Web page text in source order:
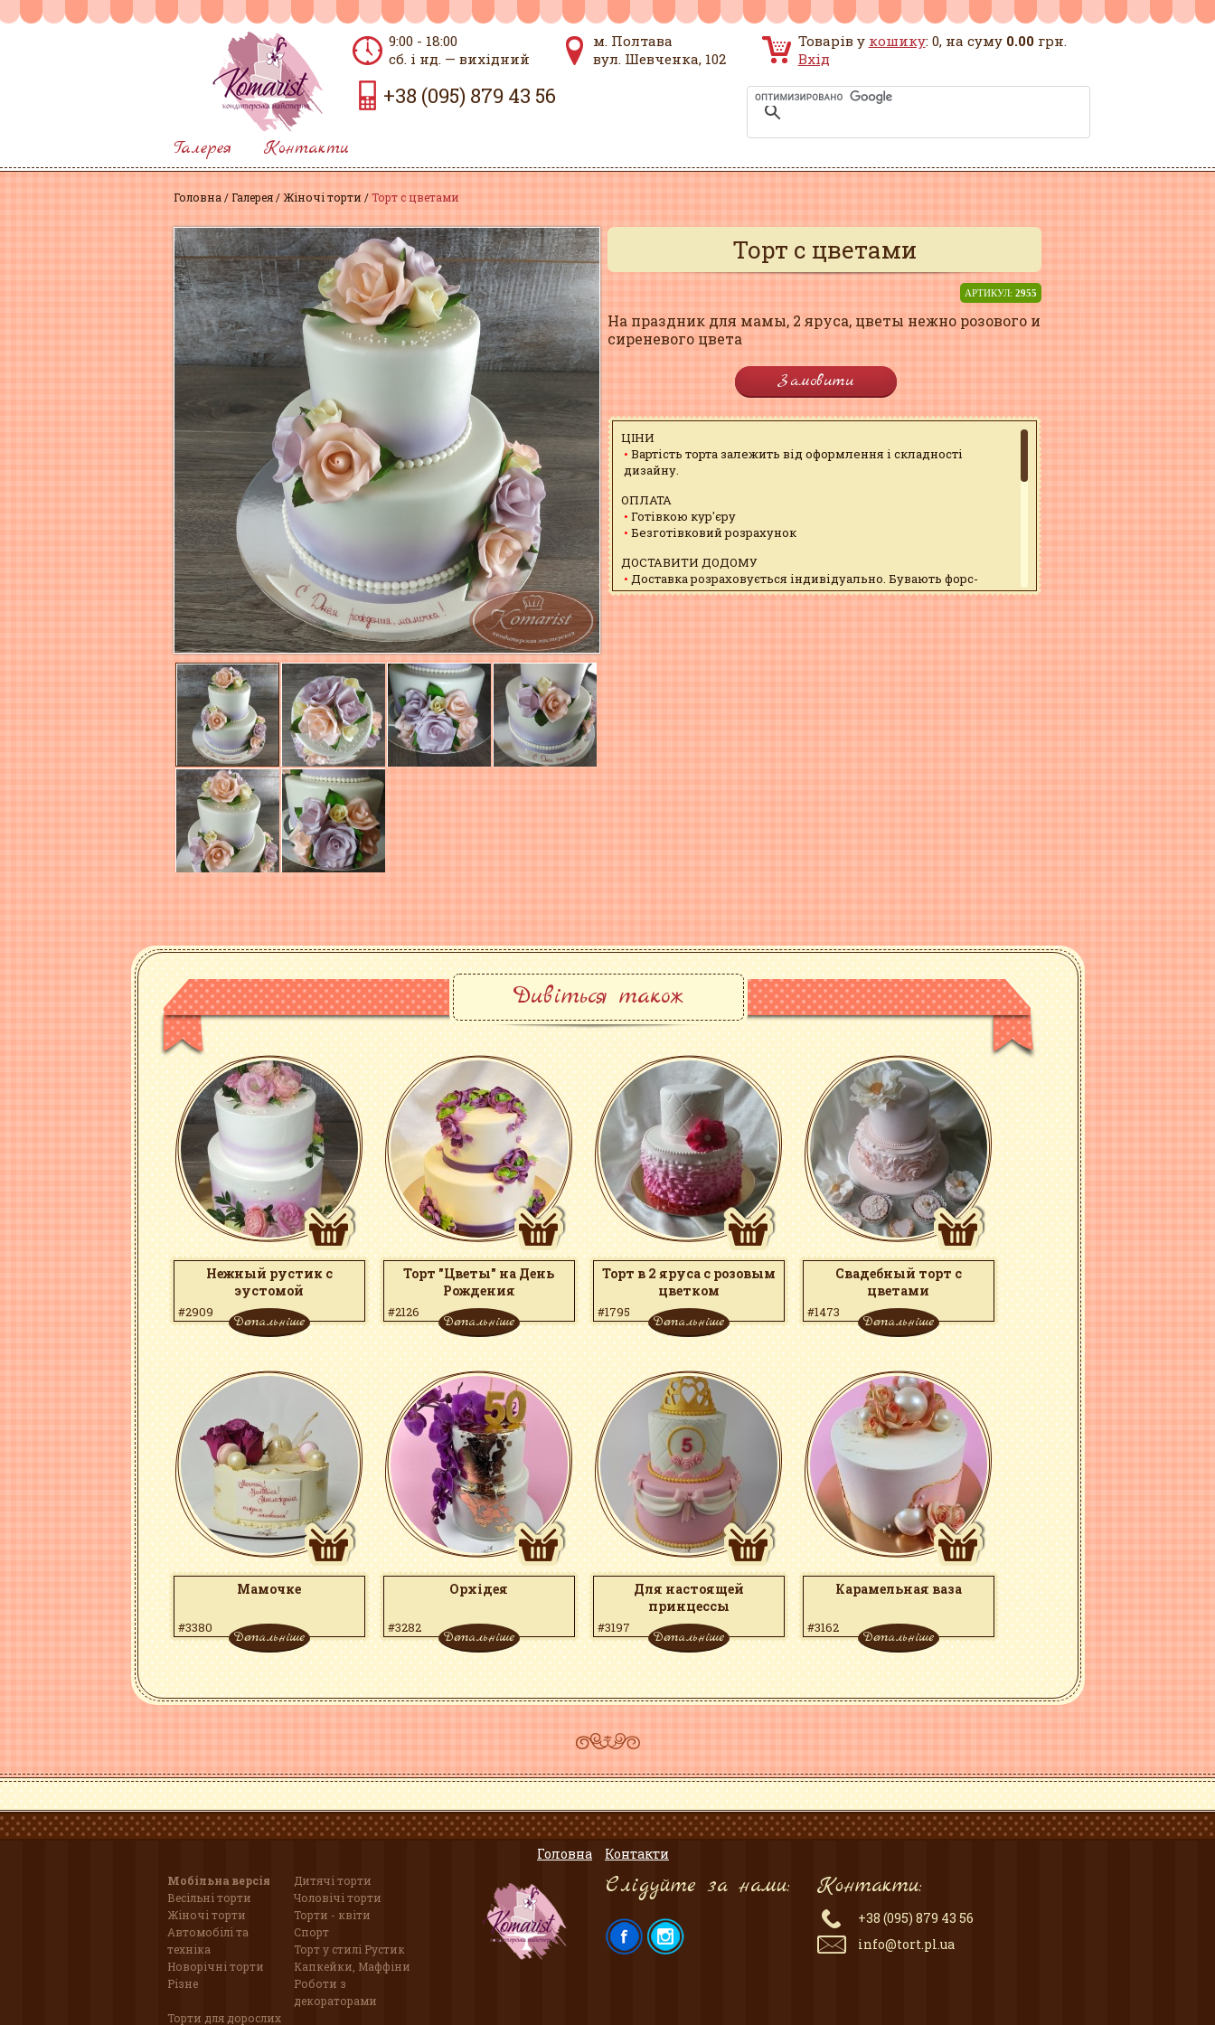
9:00 - 18:00
сб. і нд. — вихідний
м. Полтава
вул. Шевченка, 102
Товарів у кошику: 0, на суму 0.00грн.
Вхід
+38 (095) 879 43 56
Галерея Контакти
Головна Галерея Жіночі торти Торт с цветами
Торт с цветами
АРТИКУЛ: 2955
На праздник для мамы, 2 яруса, цветы нежно розового и
сиреневого цвета
Замовити
ЦІНИ
Вартість торта залежить від оформлення і складності
дизайну.
ОПЛАТА
Готівкою кур'єру
Безготівковий розрахунок
ДОСТАВИТИ ДОДОМУ
Доставка розраховується індивідуально. Бувають форс-
мажори, і водій може запізнюватися
Дивіться також
Нежный рустик с
эустомой
#2909
Детальніше
Торт "Цветы" на День
Рождения
#2126
Детальніше
Торт в 2 яруса с розовым
цветком
#1795
Детальніше
Свадебный торт с
цветами
#1473
Детальніше
Мамочке
#3380
Детальніше
Орхідея
#3282
Детальніше
Для настоящей
принцессы
#3197
Детальніше
Карамельная ваза
#3162
Детальніше
Головна Контакти
Мобільна версія
Дитячі торти
Весільні торти
Чоловічі торти
Жіночі торти
Торти - квіти
Автомобілі та
техніка
Спорт
Торт у стилі Рустик
Новорічні торти
Капкейки, Маффіни
Різне
Роботи з
декораторами
Торти для дорослих
Слідуйте за нами: Контакти:
+38 (095) 879 43 56
info@tort.pl.ua